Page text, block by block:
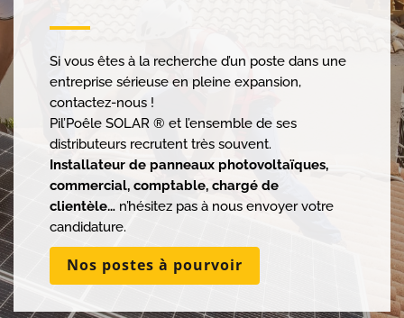
Si vous êtes à la recherche d’un poste dans une
entreprise sérieuse en pleine expansion,
contactez-nous !
Pil’Poêle SOLAR ® et l’ensemble de ses
distributeurs recrutent très souvent.
Installateur de panneaux photovoltaïques,
commercial, comptable, chargé de
clientèle… n’hésitez pas à nous envoyer votre
candidature.
Nos postes à pourvoir